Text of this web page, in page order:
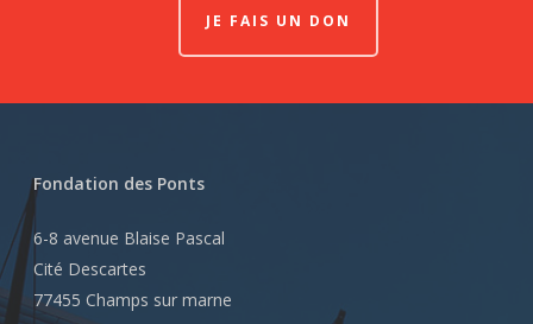
JE FAIS UN DON
Fondation des Ponts
6-8 avenue Blaise Pascal
Cité Descartes
77455 Champs sur marne